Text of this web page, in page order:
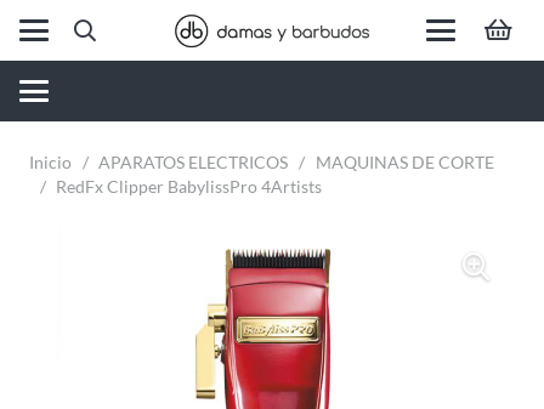
Inicio / APARATOS ELECTRICOS / MAQUINAS DE CORTE
/ RedFx Clipper BabylissPro 4Artists